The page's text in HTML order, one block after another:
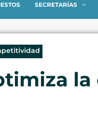
SECRETARÍAS
la